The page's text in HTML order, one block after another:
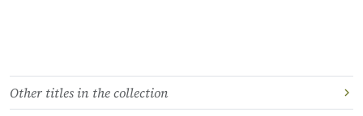
Other titles in the collection